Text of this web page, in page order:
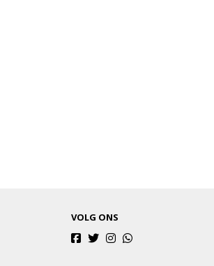
VOLG ONS